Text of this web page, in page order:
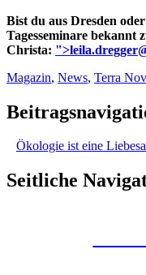
Bist du aus Dresden
Tagesseminare bekannt
Christa: ">
Magazin, News, Terra
Ökologie ist eine
Seitliche